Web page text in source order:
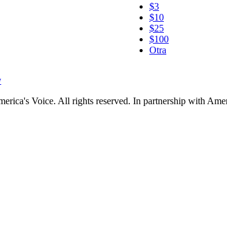
$3
$10
$25
$100
Otra
Voice. All rights reserved. In partnership with